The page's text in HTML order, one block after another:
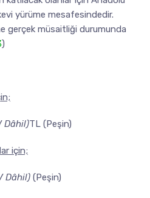
yürüme mesafesindedir.
gerçek müsaitliği durumunda
)
Dâhil)TL (Peşin)
için;
Dâhil)(Peşin)